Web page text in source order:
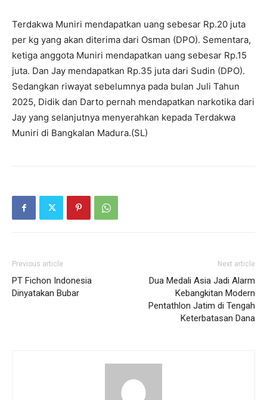
Terdakwa Muniri mendapatkan uang sebesar Rp.20 juta
per kg yang akan diterima dari Osman (DPO). Sementara,
ketiga anggota Muniri mendapatkan uang sebesar Rp.15
juta. Dan Jay mendapatkan Rp.35 juta dari Sudin (DPO).
Sedangkan riwayat sebelumnya pada bulan Juli Tahun
2025, Didik dan Darto pernah mendapatkan narkotika dari
Jay yang selanjutnya menyerahkan kepada Terdakwa
Muniri di Bangkalan Madura.(SL)
Previous article
PT Fichon Indonesia
Dinyatakan Bubar
Next article
Dua Medali Asia Jadi Alarm
Kebangkitan Modern
Pentathlon Jatim di Tengah
Keterbatasan Dana